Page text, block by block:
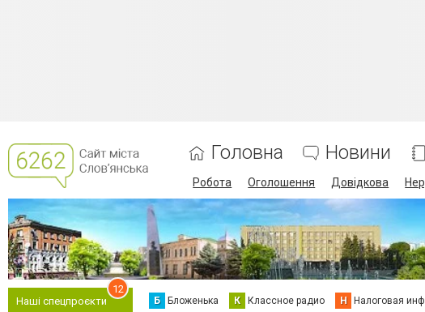
Головна Новини
Робота Оголошення Довідкова
Наші спецпроєкти
12
Б Бложенька К Классное радио Н Налоговая